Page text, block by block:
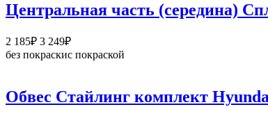
3
Центральная часть (середина)
2 185₽ 3 249₽Диапазон
цен:
3
без покраскис покраской
Обвес Стайлинг комплект